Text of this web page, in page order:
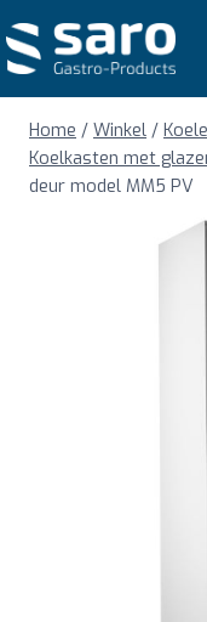
naar
inhoud
Home / Winkel /
Koelkasten met
deur model MM5 PV